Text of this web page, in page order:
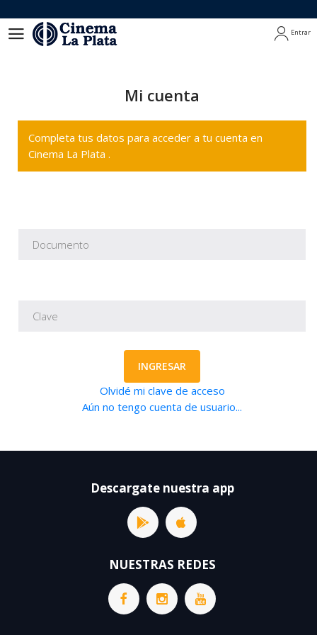
Entrar
Mi cuenta
Completa tus datos para acceder a tu cuenta en
Cinema La Plata .
INGRESAR
Olvidé mi clave de acceso
Aún no tengo cuenta de usuario...
Descargate nuestra app
NUESTRAS REDES